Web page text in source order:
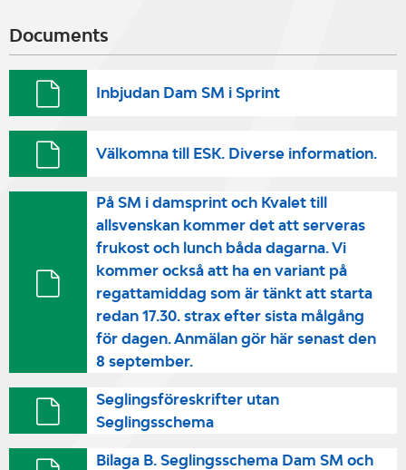
Documents
Inbjudan Dam SM i Sprint
Välkomna till ESK. Diverse information.
På SM i damsprint och Kvalet till
allsvenskan kommer det att serveras
frukost och lunch båda dagarna. Vi
kommer också att ha en variant på
regattamiddag som är tänkt att starta
redan 17.30. strax efter sista målgång
för dagen. Anmälan gör här senast den
8 september.
Seglingsföreskrifter utan
Seglingsschema
Bilaga B. Seglingsschema Dam SM och